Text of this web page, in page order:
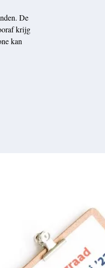
De
krijg
kan